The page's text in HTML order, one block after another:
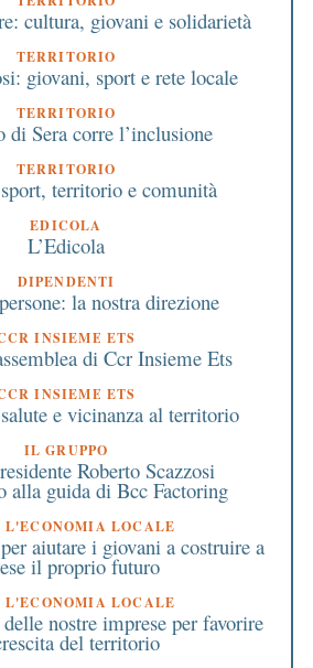
cultura, giovani e solidarietà
TERRITORIO
giovani, sport e rete locale
TERRITORIO
di Sera corre l’inclusione
TERRITORIO
territorio e comunità
EDICOLA
L’Edicola
DIPENDENTI
la nostra direzione
INSIEME ETS
di Ccr Insieme Ets
INSIEME ETS
e vicinanza al territorio
IL GRUPPO
Roberto Scazzosi
alla guida di Bcc Factoring
L'ECONOMIA LOCALE
aiutare i giovani a costruire a
il proprio futuro
L'ECONOMIA LOCALE
nostre imprese per favorire
del territorio